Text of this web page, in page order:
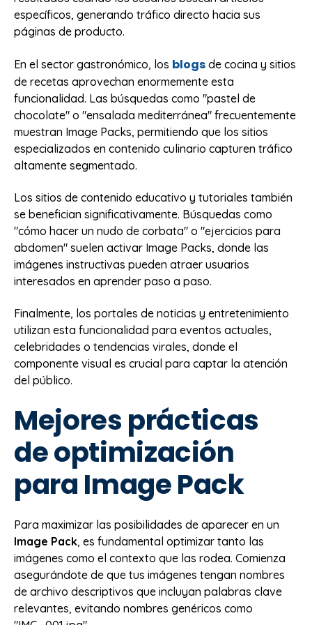
específicos, generando tráfico directo hacia sus
páginas de producto.
En el sector gastronómico, los blogs de cocina y sitios
de recetas aprovechan enormemente esta
funcionalidad. Las búsquedas como "pastel de
chocolate" o "ensalada mediterránea" frecuentemente
muestran Image Packs, permitiendo que los sitios
especializados en contenido culinario capturen tráfico
altamente segmentado.
Los sitios de contenido educativo y tutoriales también
se benefician significativamente. Búsquedas como
"cómo hacer un nudo de corbata" o "ejercicios para
abdomen" suelen activar Image Packs, donde las
imágenes instructivas pueden atraer usuarios
interesados en aprender paso a paso.
Finalmente, los portales de noticias y entretenimiento
utilizan esta funcionalidad para eventos actuales,
celebridades o tendencias virales, donde el
componente visual es crucial para captar la atención
del público.
Mejores prácticas
de optimización
para Image Pack
Para maximizar las posibilidades de aparecer en un
Image Pack, es fundamental optimizar tanto las
imágenes como el contexto que las rodea. Comienza
asegurándote de que tus imágenes tengan nombres
de archivo descriptivos que incluyan palabras clave
relevantes, evitando nombres genéricos como